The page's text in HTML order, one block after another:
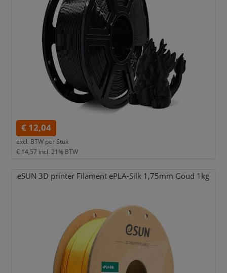
€ 12,04
excl. BTW per Stuk
€ 14,57 incl. 21% BTW
eSUN 3D printer Filament ePLA-Silk 1,75mm Goud 1kg